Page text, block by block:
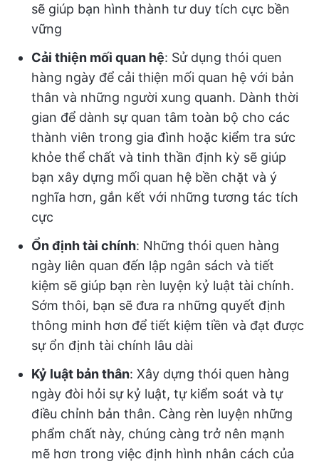
sẽ giúp bạn hình thành tư duy tích cực bền
vững
Cải thiện mối quan hệ: Sử dụng thói quen
hàng ngày để cải thiện mối quan hệ với bản
thân và những người xung quanh. Dành thời
gian để dành sự quan tâm toàn bộ cho các
thành viên trong gia đình hoặc kiểm tra sức
khỏe thể chất và tinh thần định kỳ sẽ giúp
bạn xây dựng mối quan hệ bền chặt và ý
nghĩa hơn, gắn kết với những tương tác tích
cực
Ổn định tài chính: Những thói quen hàng
ngày liên quan đến lập ngân sách và tiết
kiệm sẽ giúp bạn rèn luyện kỷ luật tài chính.
Sớm thôi, bạn sẽ đưa ra những quyết định
thông minh hơn để tiết kiệm tiền và đạt được
sự ổn định tài chính lâu dài
Kỷ luật bản thân: Xây dựng thói quen hàng
ngày đòi hỏi sự kỷ luật, tự kiểm soát và tự
điều chỉnh bản thân. Càng rèn luyện những
phẩm chất này, chúng càng trở nên mạnh
mẽ hơn trong việc định hình nhân cách của